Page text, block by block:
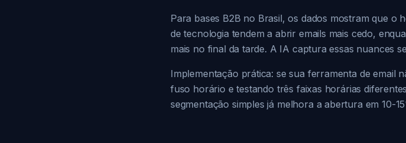
Para bases B2B no Brasil, os dados mostram que o
de tecnologia tendem a abrir emails mais cedo,
mais no final da tarde. A IA captura essas nuances
Implementação prática: se sua ferramenta de email
fuso horário e testando três faixas horárias
segmentação simples já melhora a abertura em 10-